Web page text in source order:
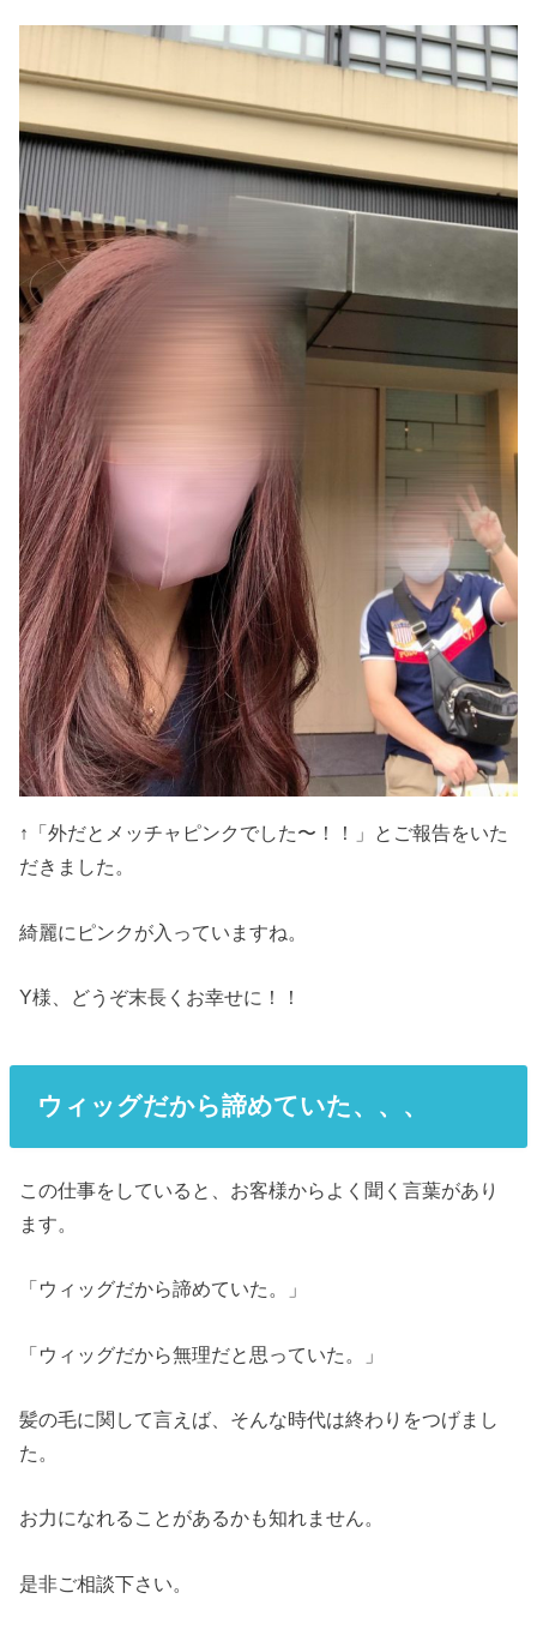
↑「外だとメッチャピンクでした〜！！」とご報告をいた
だきました。
綺麗にピンクが入っていますね。
Y様、どうぞ末長くお幸せに！！
ウィッグだから諦めていた、、、
この仕事をしていると、お客様からよく聞く言葉があり
ます。
「ウィッグだから諦めていた。」
「ウィッグだから無理だと思っていた。」
髪の毛に関して言えば、そんな時代は終わりをつげまし
た。
お力になれることがあるかも知れません。
是非ご相談下さい。